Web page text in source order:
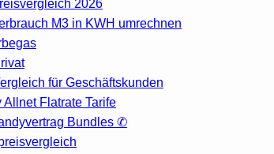
2026
M3 in KWH umrechnen
für Geschäftskunden
Allnet Flatrate Tarife
Bundles ✆